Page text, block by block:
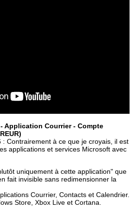
Application Courrier - Compte
: Contrairement à ce que je croyais, il est
applications et services Microsoft avec
uniquement à cette application" que
fait invisible sans redimensionner la
Courrier, Contacts et Calendrier.
Store, Xbox Live et Cortana.